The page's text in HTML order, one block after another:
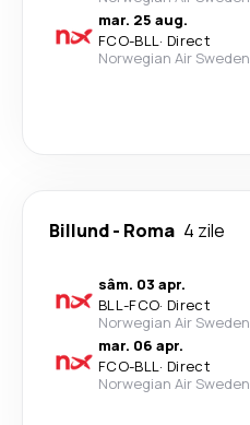
mar. 25 aug.
FCO-BLL· Direct
Norwegian Air Sweden
Billund- Roma 4 zile
sâm. 03 apr.
BLL-FCO· Direct
Norwegian Air Sweden
mar. 06 apr.
FCO-BLL· Direct
Norwegian Air Sweden